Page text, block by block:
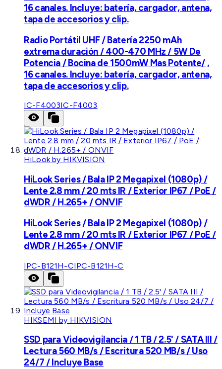
16 canales. Incluye: batería, cargador, antena,
tapa de accesorios y clip.
Radio Portátil UHF / Batería 2250 mAh
extrema duración / 400-470 MHz / 5W De
Potencia / Bocina de 1500mW Mas Potente/ ,
16 canales. Incluye: batería, cargador, antena,
tapa de accesorios y clip.
IC-F4003IC-F4003
HiLook by HIKVISION
HiLook Series / Bala IP 2 Megapixel (1080p) /
Lente 2.8 mm / 20 mts IR / Exterior IP67 / PoE /
dWDR / H.265+ / ONVIF
HiLook Series / Bala IP 2 Megapixel (1080p) /
Lente 2.8 mm / 20 mts IR / Exterior IP67 / PoE /
dWDR / H.265+ / ONVIF
IPC-B121H-CIPC-B121H-C
HIKSEMI by HIKVISION
SSD para Videovigilancia / 1 TB / 2.5' / SATA III /
Lectura 560 MB/s / Escritura 520 MB/s / Uso
24/7 / Incluye Base